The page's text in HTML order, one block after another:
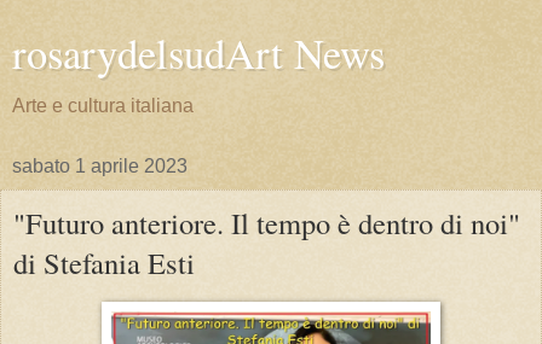
rosarydelsudArt News
Arte e cultura italiana
sabato 1 aprile 2023
"Futuro anteriore. Il tempo è dentro di noi"
di Stefania Esti